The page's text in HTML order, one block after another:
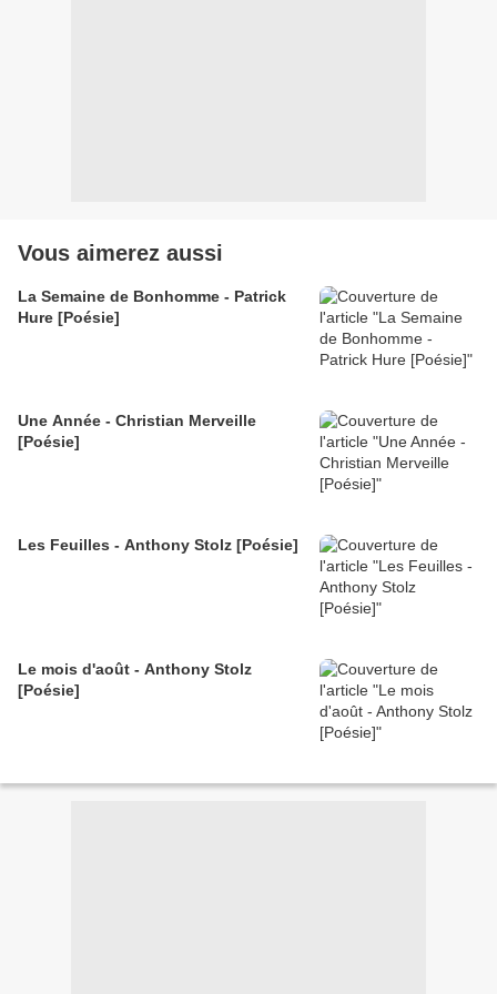
Vous aimerez aussi
La Semaine de Bonhomme - Patrick
Hure [Poésie]
Une Année - Christian Merveille
[Poésie]
Les Feuilles - Anthony Stolz [Poésie]
Le mois d'août - Anthony Stolz
[Poésie]